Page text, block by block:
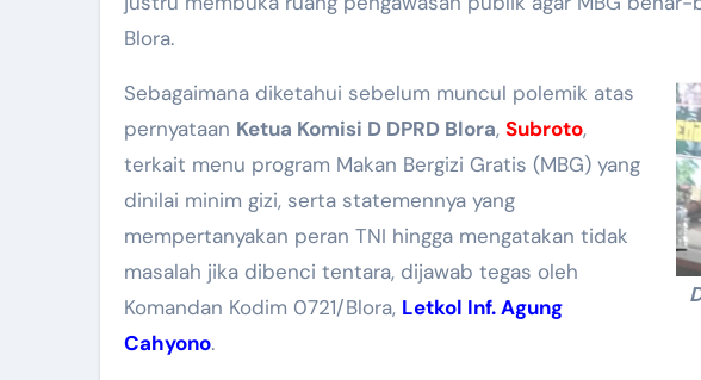
Blora.
Sebagaimana diketahui sebelum muncul polemik atas
pernyataan Ketua Komisi D DPRD Blora, Subroto,
terkait menu program Makan Bergizi Gratis (MBG) yang
dinilai minim gizi, serta statemennya yang
mempertanyakan peran TNI hingga mengatakan tidak
masalah jika dibenci tentara, dijawab tegas oleh
Komandan Kodim 0721/Blora, Letkol Inf. Agung
Cahyono.